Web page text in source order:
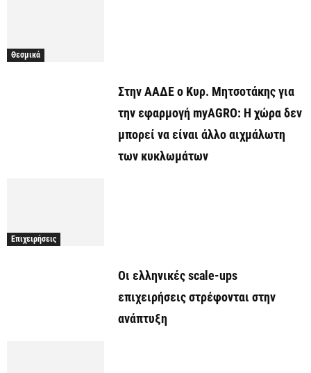
Θεσμικά
Στην ΑΑΔΕ ο Κυρ. Μητσοτάκης για
την εφαρμογή myAGRO: Η χώρα δεν
μπορεί να είναι άλλο αιχμάλωτη
των κυκλωμάτων
Επιχειρήσεις
Οι ελληνικές scale-ups
επιχειρήσεις στρέφονται στην
ανάπτυξη